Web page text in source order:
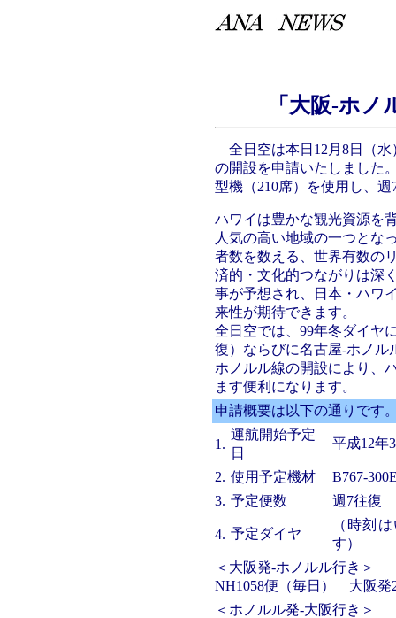
「大阪-ホ
全日空は本日12月8日（水
の開設を申請いたしました
型機（210席）を使用し、
ハワイは豊かな観光資源を
人気の高い地域の一つとな
者数を数える、世界有数の
済的・文化的つながりは深
事が予想され、日本・ハワ
来性が期待できます。
全日空では、99年冬ダイヤ
復）ならびに名古屋-ホノル
ホノルル線の開設により、
ます便利になります。
申請概要は以下の通りです
1.
運航開始予定
日
平成12年
2. 使用予定機材
B767-
3. 予定便数 週7往復
4. 予定ダイヤ
（時刻
す）
＜大阪発-ホノルル行き＞
NH1058便（毎日） 大阪発
＜ホノルル発-大阪行き＞